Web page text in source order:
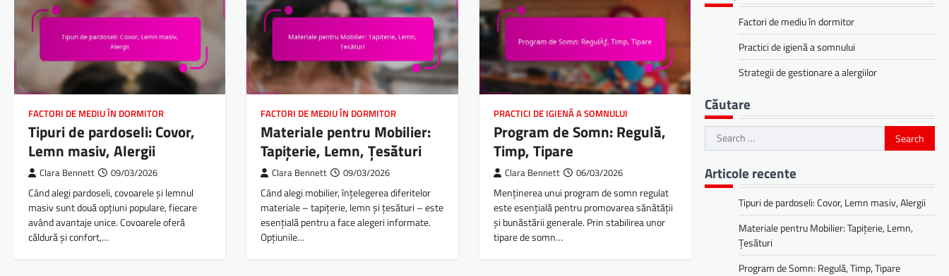
FACTORI DE MEDIU ÎN DORMITOR
Tipuri de pardoseli: Covor,
Lemn masiv, Alergii
Clara Bennett 09/03/2026
Când alegi pardoseli, covoarele și lemnul
masiv sunt două opțiuni populare, fiecare
având avantaje unice. Covoarele oferă
căldură și confort,…
FACTORI DE MEDIU ÎN DORMITOR
Materiale pentru Mobilier:
Tapițerie, Lemn, Țesături
Clara Bennett 09/03/2026
Când alegi mobilier, înțelegerea diferitelor
materiale – tapițerie, lemn și țesături – este
esențială pentru a face alegeri informate.
Opțiunile…
PRACTICI DE IGIENĂ A SOMNULUI
Program de Somn: Regulă,
Timp, Tipare
Clara Bennett 06/03/2026
Menținerea unui program de somn regulat
este esențială pentru promovarea sănătății
și bunăstării generale. Prin stabilirea unor
tipare de somn…
Factori de mediu în dormitor
Practici de igienă a somnului
Strategii de gestionare a alergiilor
Căutare
Search
for:
Articole recente
Tipuri de pardoseli: Covor, Lemn masiv, Alergii
Materiale pentru Mobilier: Tapițerie, Lemn,
Țesături
Program de Somn: Regulă, Timp, Tipare